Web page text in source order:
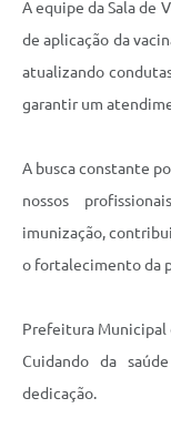
A equipe da Sala de
de aplicação da
atualizando
garantir um
A busca constante
nossos
imunização,
o fortalecimento da
Prefeitura Municipal
Cuidando da
dedicação.